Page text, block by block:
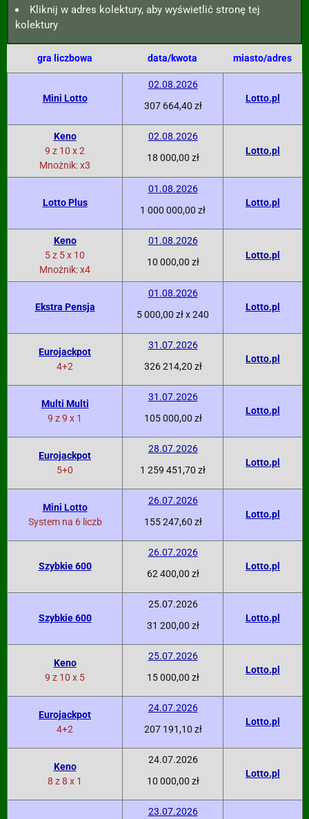
Kliknij w adres kolektury, aby wyświetlić stronę tej
kolektury
gra liczbowa data/kwota miasto/adres
Mini Lotto
02.08.2026
307 664,40 zł
Lotto.pl
Keno
9 z 10 x 2
Mnożnik: x3
02.08.2026
18 000,00 zł
Lotto.pl
Lotto Plus
01.08.2026
1 000 000,00 zł
Lotto.pl
Keno
5 z 5 x 10
Mnożnik: x4
01.08.2026
10 000,00 zł
Lotto.pl
Ekstra Pensja
01.08.2026
5 000,00 zł x 240
Lotto.pl
Eurojackpot
4+2
31.07.2026
326 214,20 zł
Lotto.pl
Multi Multi
9 z 9 x 1
31.07.2026
105 000,00 zł
Lotto.pl
Eurojackpot
5+0
28.07.2026
1 259 451,70 zł
Lotto.pl
Mini Lotto
System na 6 liczb
26.07.2026
155 247,60 zł
Lotto.pl
Szybkie 600
26.07.2026
62 400,00 zł
Lotto.pl
Szybkie 600
25.07.2026
31 200,00 zł
Lotto.pl
Keno
9 z 10 x 5
25.07.2026
15 000,00 zł
Lotto.pl
Eurojackpot
4+2
24.07.2026
207 191,10 zł
Lotto.pl
Keno
8 z 8 x 1
24.07.2026
10 000,00 zł
Lotto.pl
23.07.2026